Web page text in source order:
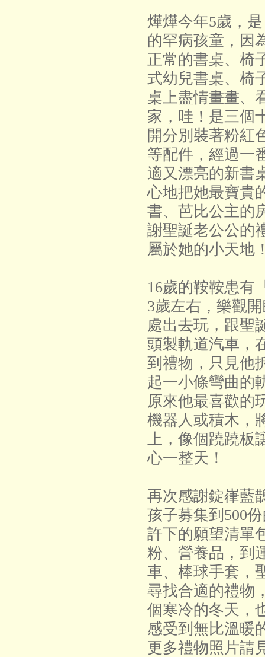
燁燁今年5歲，
的罕病孩童，因
正常的書桌、椅
式幼兒書桌、椅
桌上盡情畫畫、
家，哇！是三個
開分別裝著粉紅
等配件，經過一
適又漂亮的新書
心地把她最寶貴
書、芭比公主的
謝聖誕老公公的
屬於她的小天地
16歲的鞍鞍患有
3歲左右，樂觀
處出去玩，跟聖
頭製軌道汽車，
到禮物，只見他
起一小條彎曲的
原來他最喜歡的
機器人或積木，
上，像個蹺蹺板
心一整天！
再次感謝錠嵂藍
孩子募集到500
許下的願望清單
粉、營養品，到
車、棒球手套，
尋找合適的禮物
個寒冷的冬天，
感受到無比溫暖
更多禮物照片請